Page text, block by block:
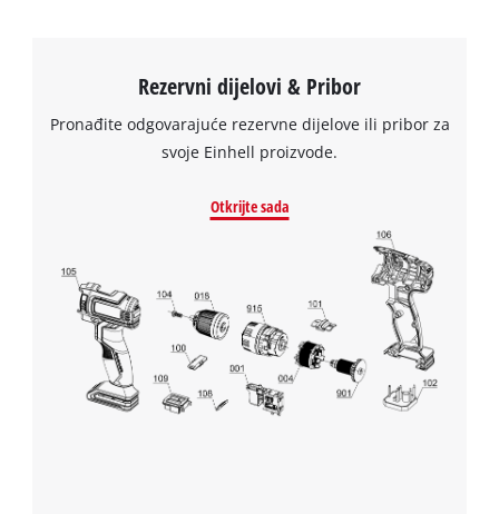
Rezervni dijelovi & Pribor
Pronađite odgovarajuće rezervne dijelove ili pribor za
svoje Einhell proizvode.
Otkrijte sada